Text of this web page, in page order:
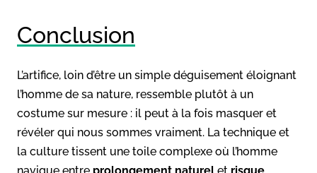
Conclusion
L’artifice, loin d’être un simple déguisement éloignant
l’homme de sa nature, ressemble plutôt à un
costume sur mesure : il peut à la fois masquer et
révéler qui nous sommes vraiment. La technique et
la culture tissent une toile complexe où l’homme